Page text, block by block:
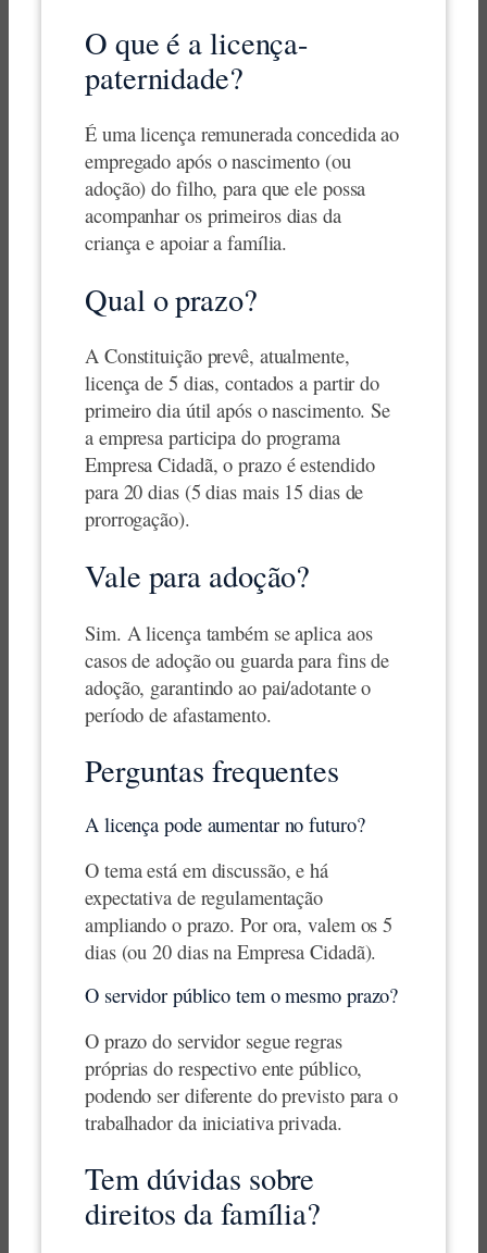
O que é a licença-
paternidade?
É uma licença remunerada concedida ao
empregado após o nascimento (ou
adoção) do filho, para que ele possa
acompanhar os primeiros dias da
criança e apoiar a família.
Qual o prazo?
A Constituição prevê, atualmente,
licença de 5 dias, contados a partir do
primeiro dia útil após o nascimento. Se
a empresa participa do programa
Empresa Cidadã, o prazo é estendido
para 20 dias (5 dias mais 15 dias de
prorrogação).
Vale para adoção?
Sim. A licença também se aplica aos
casos de adoção ou guarda para fins de
adoção, garantindo ao pai/adotante o
período de afastamento.
Perguntas frequentes
A licença pode aumentar no futuro?
O tema está em discussão, e há
expectativa de regulamentação
ampliando o prazo. Por ora, valem os 5
dias (ou 20 dias na Empresa Cidadã).
O servidor público tem o mesmo prazo?
O prazo do servidor segue regras
próprias do respectivo ente público,
podendo ser diferente do previsto para o
trabalhador da iniciativa privada.
Tem dúvidas sobre
direitos da família?